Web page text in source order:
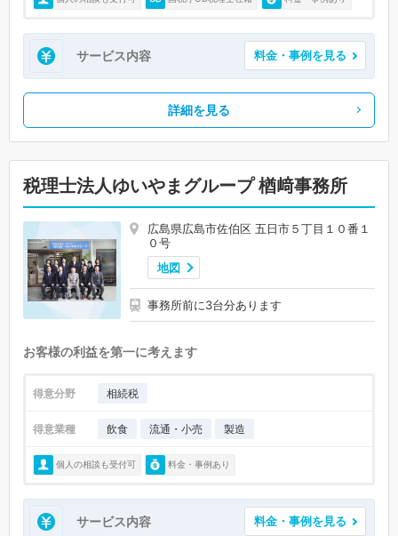
サービス内容 料金・事例を見る
詳細を見る
税理士法人ゆいやまグループ 楢﨑事務所
広島県広島市佐伯区 五日市５丁目１０番１
０号
地図
事務所前に3台分あります
お客様の利益を第一に考えます
得意分野 相続税
得意業種 飲食 流通・小売 製造
個人の相談も受付可 料金・事例あり
サービス内容 料金・事例を見る